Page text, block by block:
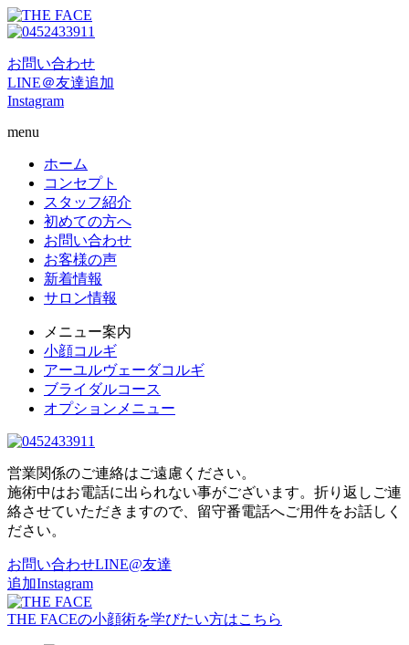
お問い合わせ
LINE＠友達追加
Instagram
menu
ホーム
コンセプト
スタッフ紹介
初めての方へ
お問い合わせ
お客様の声
新着情報
サロン情報
メニュー案内
小顔コルギ
アーユルヴェーダコルギ
ブライダルコース
オプションメニュー
営業関係のご連絡はご遠慮ください。
施術中はお電話に出られない事がございます。折り返しご連
絡させていただきますので、留守番電話へご用件をお話しく
ださい。
お問い合わせLINE@友達
追加Instagram
THE FACEの小顔術を学びたい方はこちら